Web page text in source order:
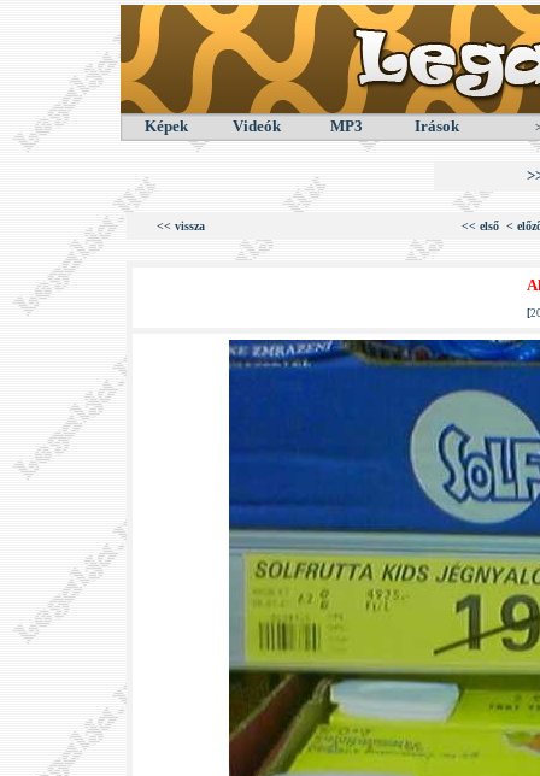
Képek Videók MP3 Irások
<< vissza << első <
[